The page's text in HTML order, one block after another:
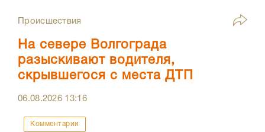
Происшествия
На севере Волгограда
разыскивают водителя,
скрывшегося с места ДТП
06.08.2026 13:16
Комментарии